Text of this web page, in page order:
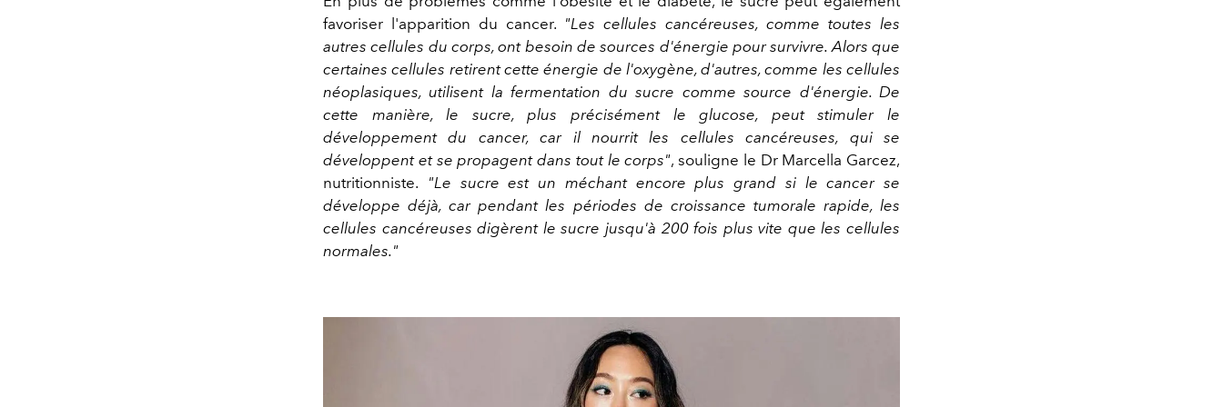
favoriser l'apparition du cancer. "Les cellules cancéreuses, comme toutes les
autres cellules du corps, ont besoin de sources d'énergie pour survivre. Alors que
certaines cellules retirent cette énergie de l'oxygène, d'autres, comme les cellules
néoplasiques, utilisent la fermentation du sucre comme source d'énergie. De
cette manière, le sucre, plus précisément le glucose, peut stimuler le
développement du cancer, car il nourrit les cellules cancéreuses, qui se
développent et se propagent dans tout le corps", souligne le Dr Marcella Garcez,
nutritionniste. "Le sucre est un méchant encore plus grand si le cancer se
développe déjà, car pendant les périodes de croissance tumorale rapide, les
cellules cancéreuses digèrent le sucre jusqu'à 200 fois plus vite que les cellules
normales."